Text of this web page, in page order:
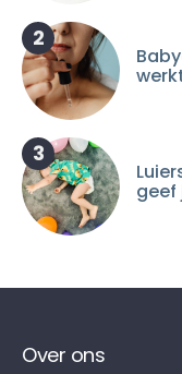
2
3
geef
Over ons